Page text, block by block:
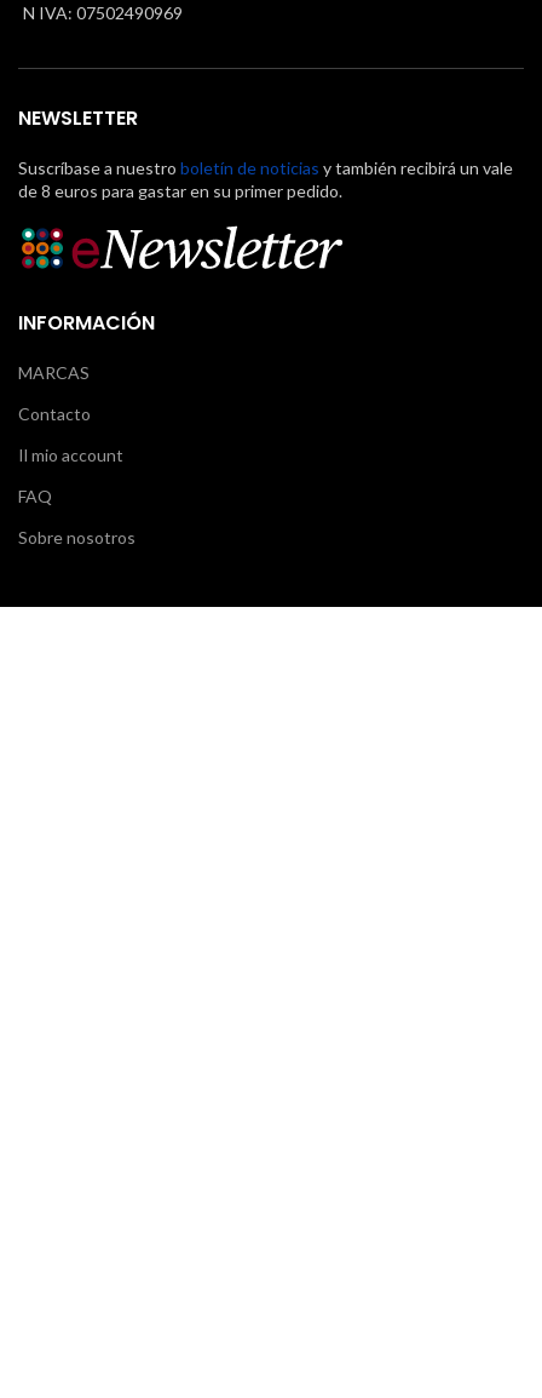
N IVA: 07502490969
NEWSLETTER
Suscríbase a nuestro boletín de noticias y también recibirá un vale
de 8 euros para gastar en su primer pedido.
INFORMACIÓN
MARCAS
Contacto
Il mio account
FAQ
Sobre nosotros